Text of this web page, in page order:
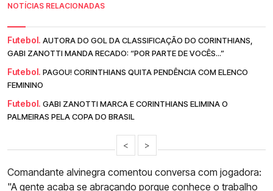
NOTÍCIAS RELACIONADAS
Futebol. AUTORA DO GOL DA CLASSIFICAÇÃO DO CORINTHIANS,
GABI ZANOTTI MANDA RECADO: “POR PARTE DE VOCÊS...”
Futebol. PAGOU! CORINTHIANS QUITA PENDÊNCIA COM ELENCO
FEMININO
Futebol. GABI ZANOTTI MARCA E CORINTHIANS ELIMINA O
PALMEIRAS PELA COPA DO BRASIL
< >
Comandante alvinegra comentou conversa com jogadora:
"A gente acaba se abraçando porque conhece o trabalho